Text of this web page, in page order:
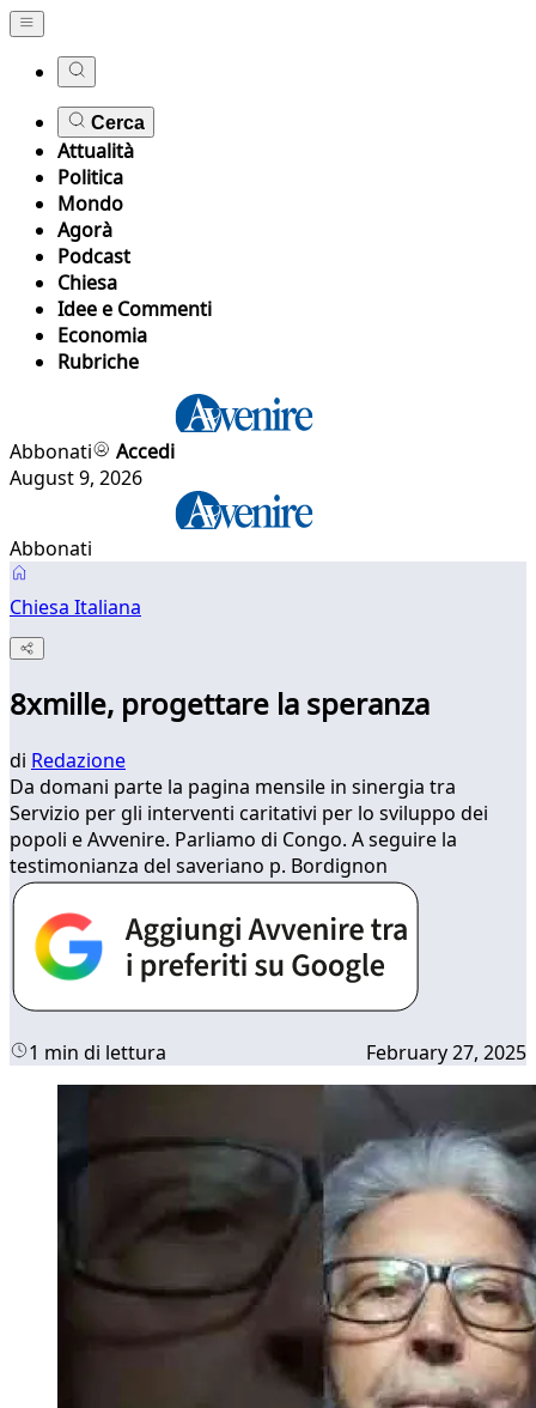
Cerca
Attualità
Politica
Mondo
Agorà
Podcast
Chiesa
Idee e Commenti
Economia
Rubriche
Abbonati
Accedi
August 9, 2026
Abbonati
Chiesa Italiana
8xmille, progettare la speranza
di Redazione
Da domani parte la pagina mensile in sinergia tra
Servizio per gli interventi caritativi per lo sviluppo dei
popoli e Avvenire. Parliamo di Congo. A seguire la
testimonianza del saveriano p. Bordignon
1 min di lettura February 27, 2025